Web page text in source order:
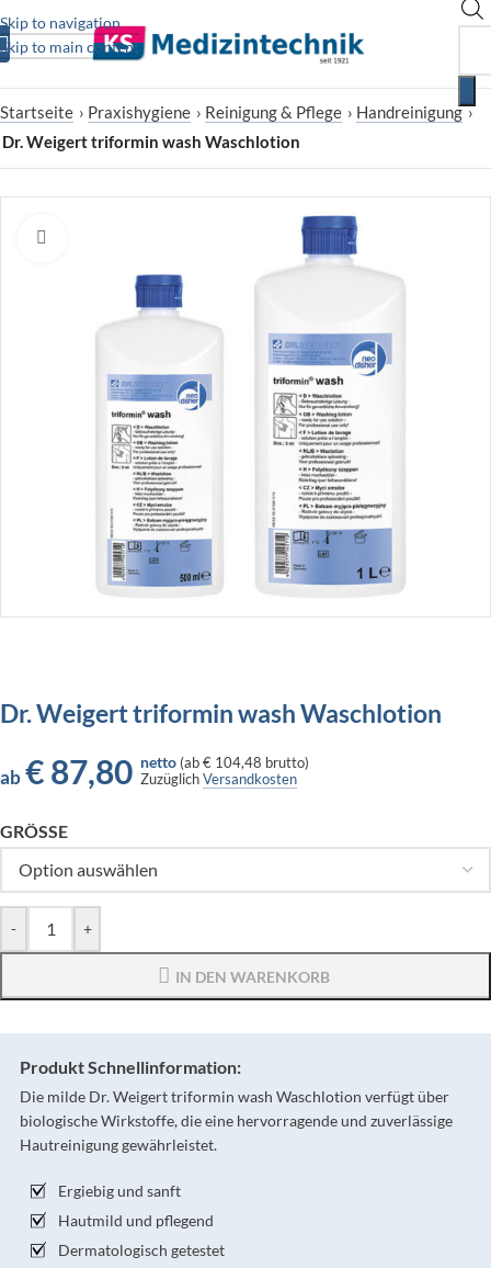
Skip to navigation
Skip to main content
Startseite › Praxishygiene › Reinigung & Pflege › Handreinigung ›
Dr. Weigert triformin wash Waschlotion
Dr. Weigert triformin wash Waschlotion
ab €87,80 netto (ab€ 104,48 brutto)
ZuzüglichVersandkosten
GRÖSSE
- +
IN DEN WARENKORB
Produkt Schnellinformation:
Die milde Dr. Weigert triformin wash Waschlotion verfügt über
biologische Wirkstoffe, die eine hervorragende und zuverlässige
Hautreinigung gewährleistet.
Ergiebig und sanft
Hautmild und pflegend
Dermatologisch getestet